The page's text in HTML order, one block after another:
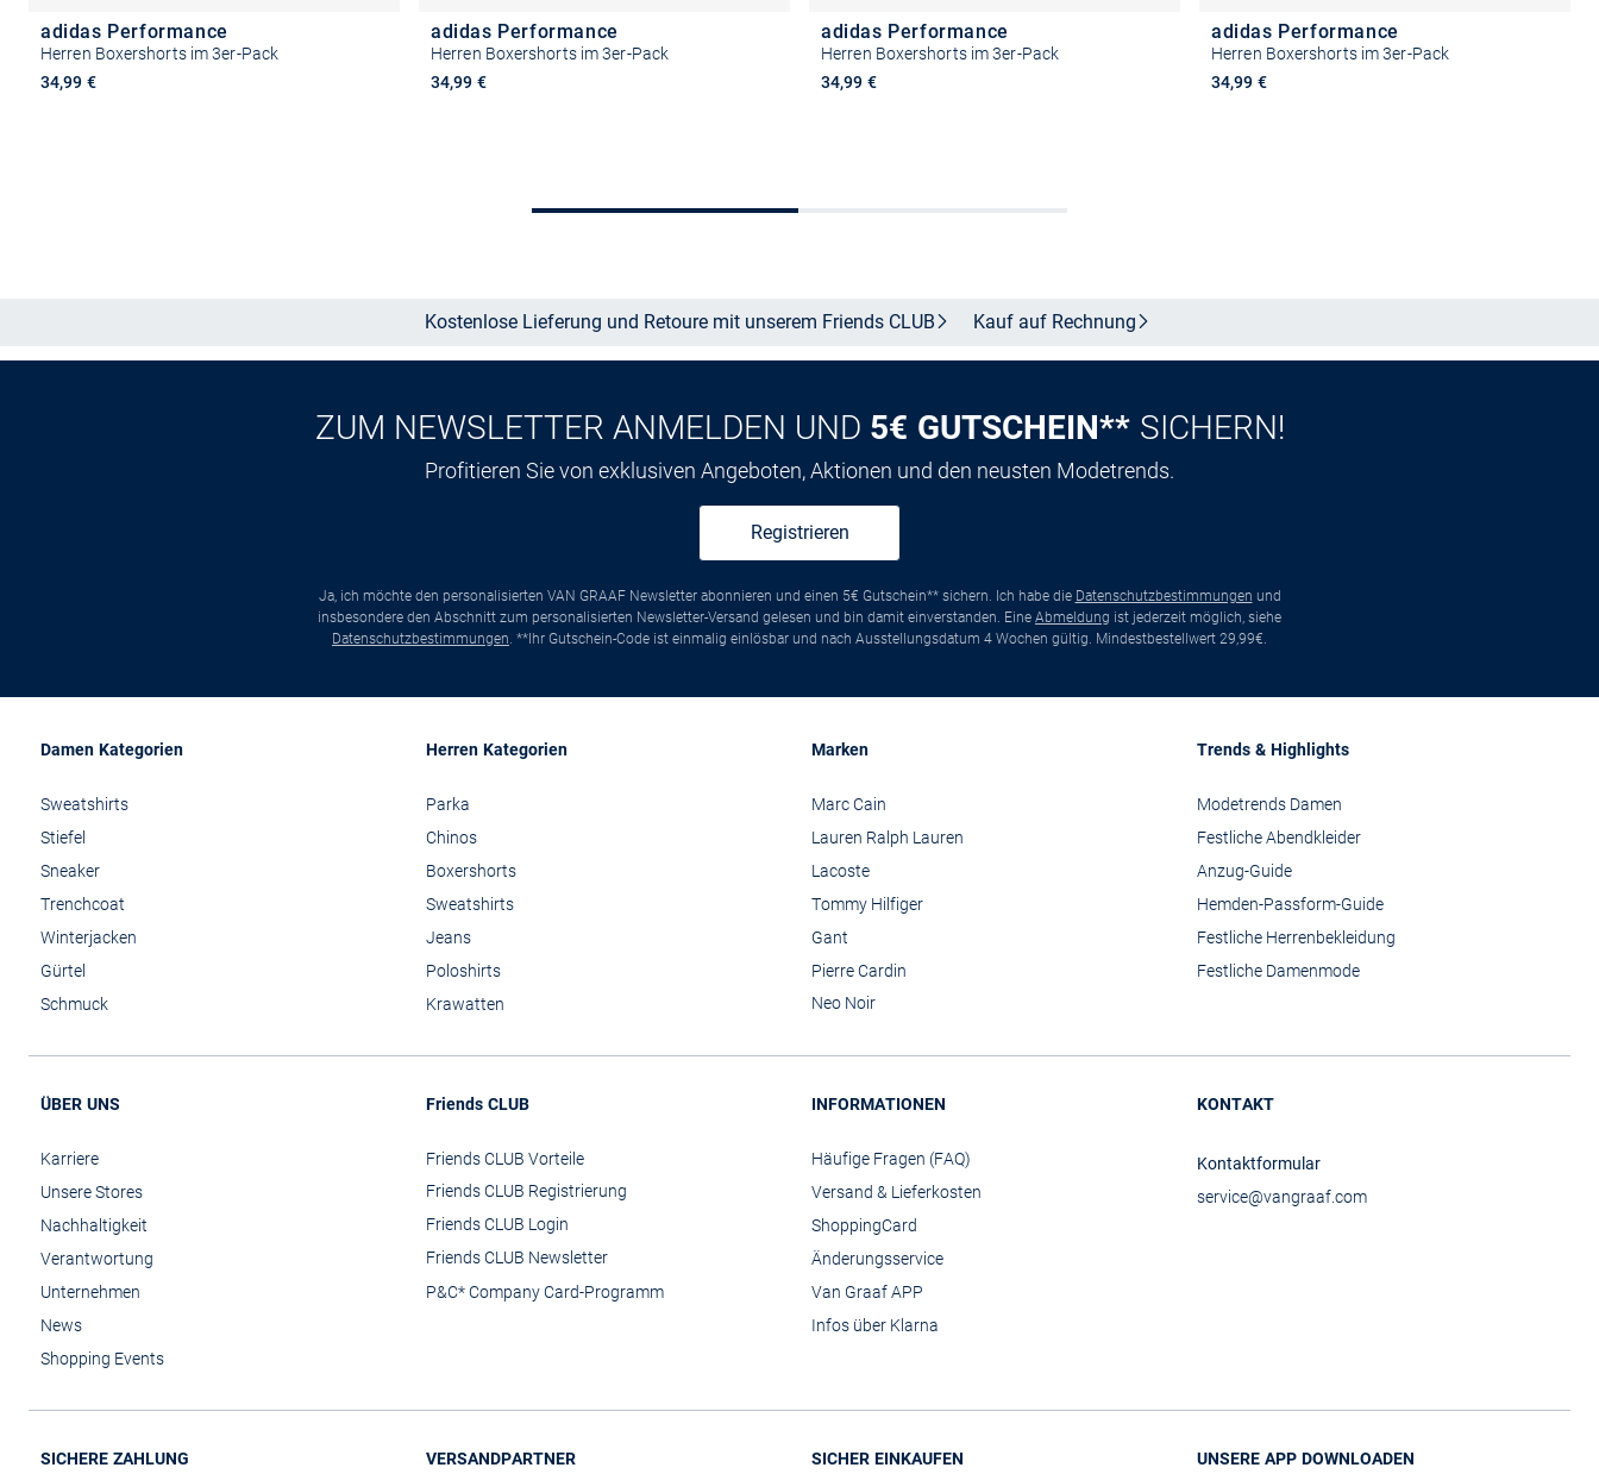
adidas Performance
Herren Boxershorts im 3er-Pack
34,99 €
adidas Performance
Herren Boxershorts im 3er-Pack
34,99 €
Größe auswählen
adidas Performance
Herren Boxershorts im 3er-Pack
34,99 €
adidas Performance
Herren Boxershorts im 3er-Pack
34,99 €
Kostenlose Lieferung und Retoure mit unserem Friends CLUB Kauf auf Rechnung
ZUM NEWSLETTER ANMELDEN UND 5€ GUTSCHEIN** SICHERN!
Profitieren Sie von exklusiven Angeboten, Aktionen und den neusten Modetrends.
Registrieren
Ja, ich möchte den personalisierten VAN GRAAF Newsletter abonnieren und einen 5€ Gutschein** sichern. Ich habe die Datenschutzbestimmungen und
insbesondere den Abschnitt zum personalisierten Newsletter-Versand gelesen und bin damit einverstanden. Eine Abmeldung ist jederzeit möglich, siehe
Datenschutzbestimmungen . **Ihr Gutschein-Code ist einmalig einlösbar und nach Ausstellungsdatum 4 Wochen gültig. Mindestbestellwert 29,99€.
Damen Kategorien
Sweatshirts
Stiefel
Sneaker
Trenchcoat
Winterjacken
Gürtel
Schmuck
Herren Kategorien
Parka
Chinos
Boxershorts
Sweatshirts
Jeans
Poloshirts
Krawatten
Marken
Marc Cain
Lauren Ralph Lauren
Lacoste
Tommy Hilfiger
Gant
Pierre Cardin
Neo Noir
Trends & Highlights
Modetrends Damen
Festliche Abendkleider
Anzug-Guide
Hemden-Passform-Guide
Festliche Herrenbekleidung
Festliche Damenmode
ÜBER UNS
Karriere
Unsere Stores
Nachhaltigkeit
Verantwortung
Unternehmen
News
Shopping Events
Friends CLUB
Friends CLUB Vorteile
Friends CLUB Registrierung
Friends CLUB Login
Friends CLUB Newsletter
P&C* Company Card-Programm
INFORMATIONEN
Häufige Fragen (FAQ)
Versand & Lieferkosten
ShoppingCard
Änderungsservice
Van Graaf APP
Infos über Klarna
KONTAKT
Kontaktformular
service@vangraaf.com
SICHERE ZAHLUNG VERSANDPARTNER SICHER EINKAUFEN UNSERE APP DOWNLOADEN